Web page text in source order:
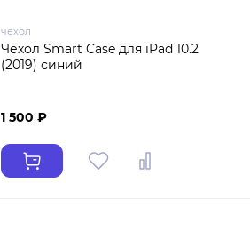
чехол
Чехол Smart Case для iPad 10.2
(2019) синий
1 500 ₽